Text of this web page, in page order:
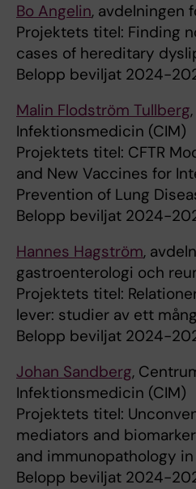
Bo Angelin, avdelningen
Projektets titel: Finding
cases of hereditary
Belopp beviljat 2024-
Malin Flodström Tullberg
Infektionsmedicin (CIM)
Projektets titel: CFTR
and New Vaccines for
Prevention of Lung
Belopp beviljat 2024-
Hannes Hagström,
gastroenterologi och
Projektets titel:
lever: studier av ett
Belopp beviljat 2024-
Johan Sandberg,
Infektionsmedicin (CIM)
Projektets titel:
mediators and
and immunopathology
Belopp beviljat 2024-